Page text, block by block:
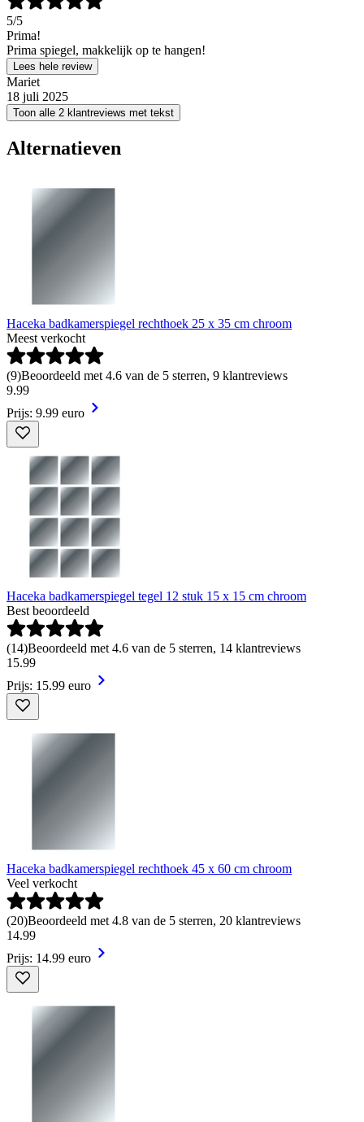
5/5
Prima!
Prima spiegel, makkelijk op te hangen!
Lees hele review
Mariet
18 juli 2025
Toon alle 2 klantreviews met tekst
Alternatieven
Haceka badkamerspiegel rechthoek 25 x 35 cm chroom
Meest verkocht
(9)Beoordeeld met 4.6 van de 5 sterren, 9 klantreviews
9.99
Prijs: 9.99 euro
Haceka badkamerspiegel tegel 12 stuk 15 x 15 cm chroom
Best beoordeeld
(14)Beoordeeld met 4.6 van de 5 sterren, 14 klantreviews
15.99
Prijs: 15.99 euro
Haceka badkamerspiegel rechthoek 45 x 60 cm chroom
Veel verkocht
(20)Beoordeeld met 4.8 van de 5 sterren, 20 klantreviews
14.99
Prijs: 14.99 euro